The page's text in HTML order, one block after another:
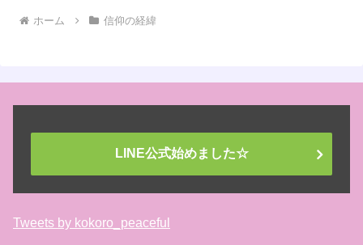
ホーム 信仰の経緯
LINE公式始めました☆
Tweets by kokoro_peaceful